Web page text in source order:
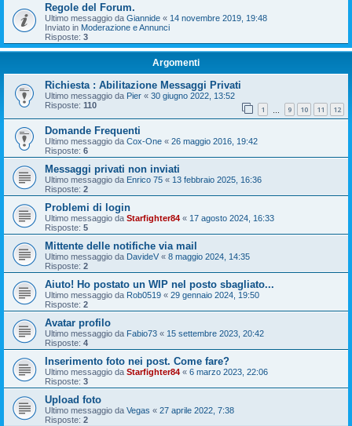
Regole del Forum.
Ultimo messaggio da Giannide « 14 novembre 2019, 19:48
Inviato in Moderazione e Annunci
Risposte: 3
Argomenti
Richiesta : Abilitazione Messaggi Privati
Ultimo messaggio da Pier « 30 giugno 2022, 13:52
Risposte: 110 1 9 10 11 12
Domande Frequenti
Ultimo messaggio da Cox-One « 26 maggio 2016, 19:42
Risposte: 6
Messaggi privati non inviati
Ultimo messaggio da Enrico 75 « 13 febbraio 2025, 16:36
Risposte: 2
Problemi di login
Ultimo messaggio da Starfighter84 « 17 agosto 2024, 16:33
Risposte: 5
Mittente delle notifiche via mail
Ultimo messaggio da DavideV « 8 maggio 2024, 14:35
Risposte: 2
Aiuto! Ho postato un WIP nel posto sbagliato...
Ultimo messaggio da Rob0519 « 29 gennaio 2024, 19:50
Risposte: 2
Avatar profilo
Ultimo messaggio da Fabio73 « 15 settembre 2023, 20:42
Risposte: 4
Inserimento foto nei post. Come fare?
Ultimo messaggio da Starfighter84 « 6 marzo 2023, 22:06
Risposte: 3
Upload foto
Ultimo messaggio da Vegas « 27 aprile 2022, 7:38
Risposte: 2